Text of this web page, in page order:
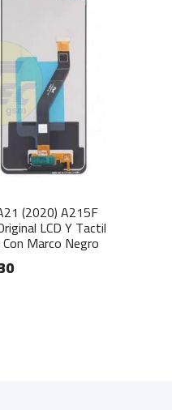
(2020) A215F
LCD Y Tactil
Marco Negro